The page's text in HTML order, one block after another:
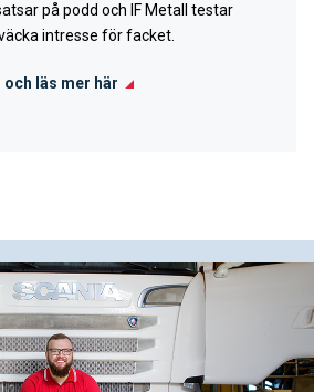
på podd och IF Metall testar
intresse för facket.
och läs mer här